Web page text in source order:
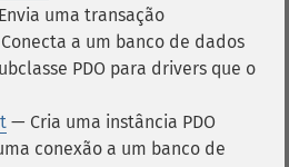
uma transação
a um banco de dados
PDO para drivers que o
— Cria uma instância PDO
conexão a um banco de